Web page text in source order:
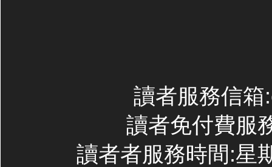
讀者服務信
讀者免付費服
讀者者服務時間:星